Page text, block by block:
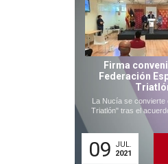
Firma
Federación
La Nucía se convierte
Triatlón" tras el
09
JUL.
2021